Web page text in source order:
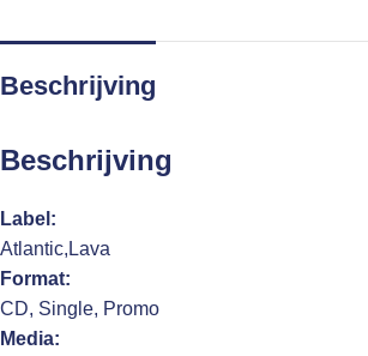
Beschrijving
Beschrijving
Label:
Atlantic,Lava
Format:
CD, Single, Promo
Media: